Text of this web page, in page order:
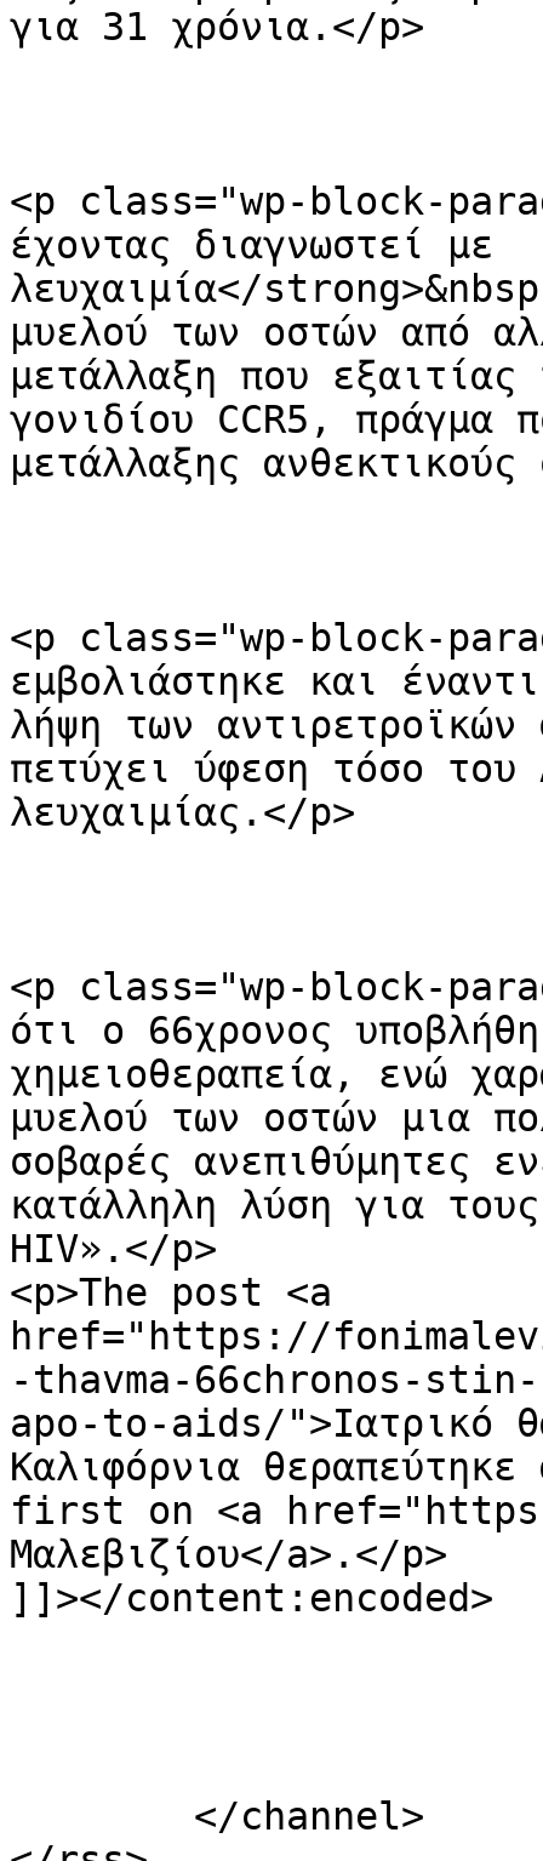
για 31 χρόνια.</p>
<p class="wp-block-
έχοντας διαγνωστεί με
λευχαιμία</
μυελού των οστών από
μετάλλαξη που
γονιδίου CCR5, πράγμα
μετάλλαξης
<p class="wp-block-
εμβολιάστηκε και
λήψη των
πετύχει ύφεση τόσο
λευχαιμίας.</p>
<p class="wp-block-
ότι ο 66χρονος
χημειοθεραπεία, ενώ
μυελού των οστών μια
σοβαρές ανεπιθύμητες
κατάλληλη λύση για
HIV».</p>
<p>The post <a
href="https://
-thavma-66chronos-
apo-to-aids/">Ιατρικό
Καλιφόρνια
first on <a
Μαλεβιζίου</a>.</p>
]]></content:encoded>